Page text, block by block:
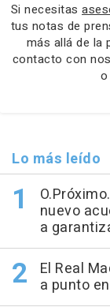
Si necesitas
tus notas de
más allá de la
contacto con
Lo más leído
nuevo
a
El Real
a punto